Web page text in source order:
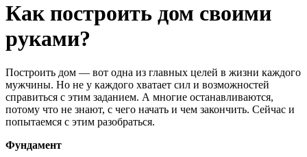
Как построить дом своими
руками?
Построить дом — вот одна из главных целей в жизни каждого
мужчины. Но не у каждого хватает сил и возможностей
справиться с этим заданием. А многие останавливаются,
потому что не знают, с чего начать и чем закончить. Сейчас и
попытаемся с этим разобраться.
Фундамент